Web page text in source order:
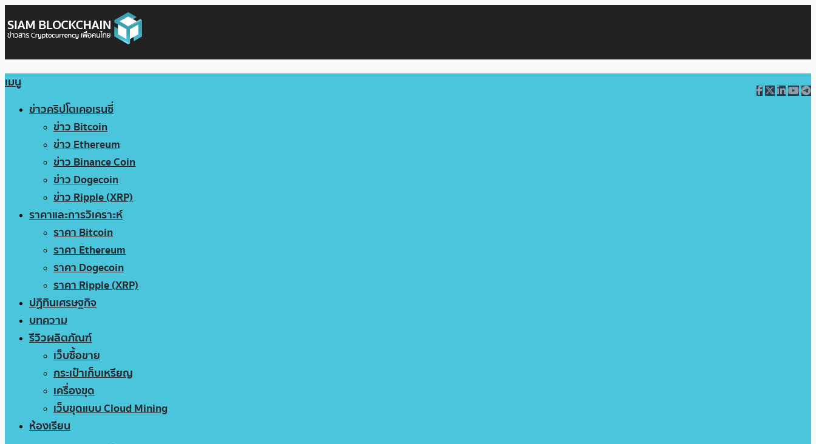
เมนู
ข่าวคริปโตเคอเรนซี่
ข่าว Bitcoin
ข่าว Ethereum
ข่าว Binance Coin
ข่าว Dogecoin
ข่าว Ripple (XRP)
ราคาและการวิเคราะห์
ราคา Bitcoin
ราคา Ethereum
ราคา Dogecoin
ราคา Ripple (XRP)
ปฏิทินเศรษฐกิจ
บทความ
รีวิวผลิตภัณฑ์
เว็บซื้อขาย
กระเป๋าเก็บเหรียญ
เครื่องขุด
เว็บขุดแบบ Cloud Mining
ห้องเรียน